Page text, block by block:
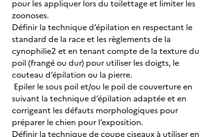
pour les appliquer lors du toilettage et limiter les
zoonoses.
Définir la technique d’épilation en respectant le
standard de la race et les règlements de la
cynophilie2 et en tenant compte de la texture du
poil (frangé ou dur) pour utiliser les doigts, le
couteau d’épilation ou la pierre.
Epiler le sous poil et/ou le poil de couverture en
suivant la technique d’épilation adaptée et en
corrigeant les défauts morphologiques pour
préparer le chien pour l’exposition.
Définir la technique de coupe ciseaux à utiliser en